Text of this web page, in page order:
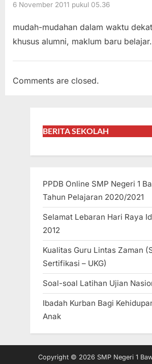
6 November 2011 pukul 05.36
mudah-mudahan dalam waktu
khusus alumni, maklum baru
Comments are closed.
BERITA SEKOLAH
PPDB Online SMP Negeri 1
Tahun Pelajaran 2020/2021
Selamat Lebaran Hari Raya
2012
Kualitas Guru Lintas Zaman
Sertifikasi – UKG)
Soal-soal Latihan Ujian
Ibadah Kurban Bagi
Anak
Copyright © 2026 SMP Negeri 1